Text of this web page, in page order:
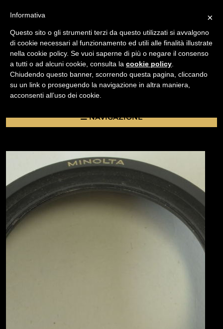
/
USATO
PARALUCE ORIGINALE MINOLTA MD 35MM F/2.8 – Ø
55MM
NAVIGAZIONE
×
Informativa
Questo sito o gli strumenti terzi da questo utilizzati si avvalgono
di cookie necessari al funzionamento ed utili alle finalità illustrate
nella cookie policy. Se vuoi saperne di più o negare il consenso
a tutti o ad alcuni cookie, consulta la cookie policy
Chiudendo questo banner, scorrendo questa pagina, cliccando
su un link o proseguendo la navigazione in altra maniera,
acconsenti all’uso dei cookie.